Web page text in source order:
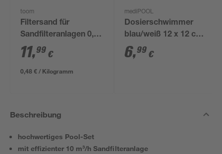
toom
Filtersand für
Sandfilteranlagen 0,7-
1,2 mm 25 kg
11,99 €
0,48 € / Kilogramm
mediPOOL
Dosierschwimmer
blau/weiß 12 x 12 cm,
für 20 g Tabs
6,99 €
Beschreibung
hochwertiges Pool-Set
mit effizienter 10 m³/h Sandfilteranlage